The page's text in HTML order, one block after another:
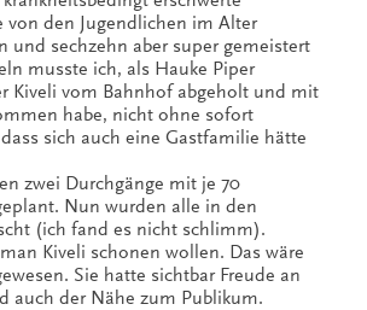
von den Jugendlichen im Alter
und sechzehn aber super gemeistert
musste ich, als Hauke Piper
Kiveli vom Bahnhof abgeholt und mit
habe, nicht ohne sofort
sich auch eine Gastfamilie hätte
zwei Durchgänge mit je 70
Nun wurden alle in den
(ich fand es nicht schlimm).
Kiveli schonen wollen. Das wäre
Sie hatte sichtbar Freude an
auch der Nähe zum Publikum.